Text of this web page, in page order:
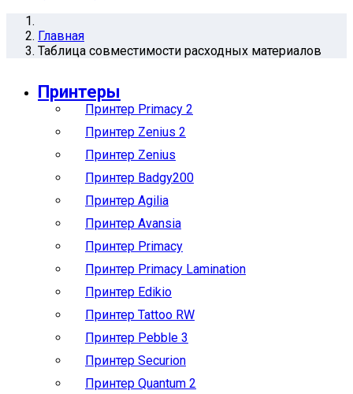
Главная
Таблица совместимости расходных материалов
Принтеры
Принтер Primacy 2
Принтер Zenius 2
Принтер Zenius
Принтер Badgy200
Принтер Agilia
Принтер Avansia
Принтер Primacy
Принтер Primacy Lamination
Принтер Edikio
Принтер Tattoo RW
Принтер Pebble 3
Принтер Securion
Принтер Quantum 2